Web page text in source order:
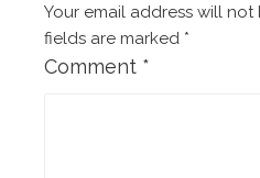
Your email address will not
fields are marked *
Comment *